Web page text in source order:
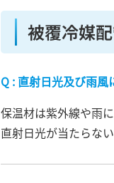
被覆冷媒
直射日光及び雨風
保温材は紫外線や雨
直射日光が当たらな